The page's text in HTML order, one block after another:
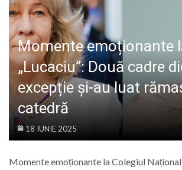
POLITIC
LIFE
Momente emoționante
„Lucaciu”: Două cadre
excepție și-au luat
catedră
18 IUNIE 2025
Momente emoționante la Colegiul Național